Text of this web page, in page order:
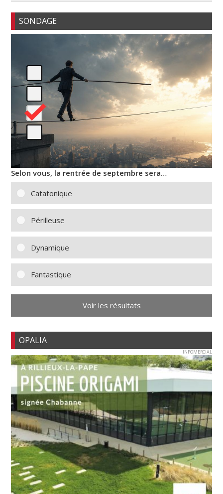
SONDAGE
Selon vous, la rentrée de septembre sera…
Catatonique
Périlleuse
Dynamique
Fantastique
Voir les résultats
OPALIA
INFOMERCIAL